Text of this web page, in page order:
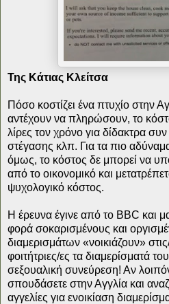
Της Κάτιας Κλείτσα
Πόσο κοστίζει ένα πτυχίο στην
αντέχουν να πληρώσουν, το
λίρες τον χρόνο για δίδακτρα
στέγασης κλπ. Για τα πιο
όμως, το κόστος δε μπορεί να
από το οικονομικό και
ψυχολογικό κόστος.
Η έρευνα έγινε από το BBC και
φορά σοκαρισμένους και
διαμερισμάτων «νοικιάζουν»
φοιτήτριες/ες τα διαμερίσματά
σεξουαλική συνεύρεση! Αν
σπουδάσετε στην Αγγλία και
αγγελίες για ενοικίαση